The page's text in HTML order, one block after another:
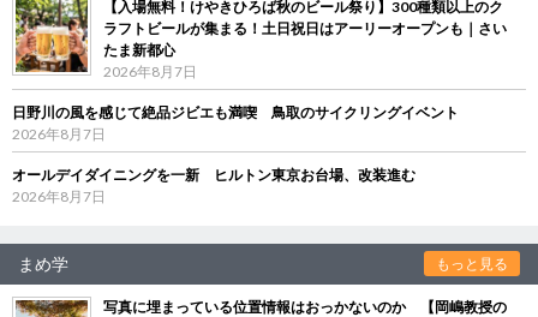
【入場無料！けやきひろば秋のビール祭り】300種類以上のク
ラフトビールが集まる！土日祝日はアーリーオープンも｜さい
たま新都心
2026年8月7日
日野川の風を感じて絶品ジビエも満喫 鳥取のサイクリングイベント
2026年8月7日
オールデイダイニングを一新 ヒルトン東京お台場、改装進む
2026年8月7日
まめ学 もっと見る
写真に埋まっている位置情報はおっかないのか 【岡嶋教授の